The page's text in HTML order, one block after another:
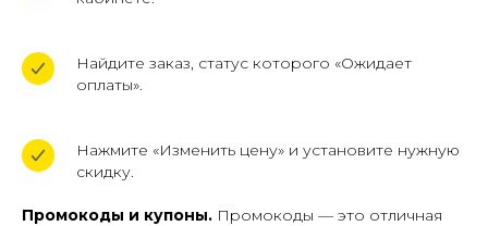
Найдите заказ, статус которого «Ожидает
оплаты».
Нажмите «Изменить цену» и установите нужную
скидку.
Промокоды и купоны. Промокоды — это отличная